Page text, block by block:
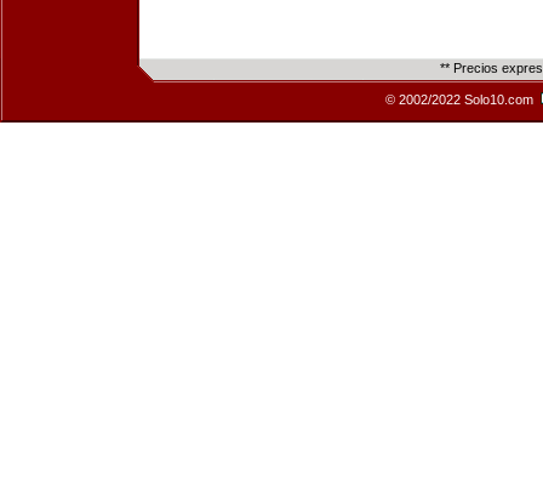
** Precios
© 2002/2022 Solo10.com